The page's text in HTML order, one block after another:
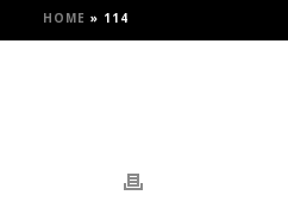
HOME » 114